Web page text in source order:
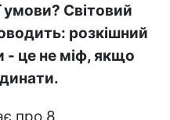
умови? Світовий
розкішний
- це не міф, якщо
про 8